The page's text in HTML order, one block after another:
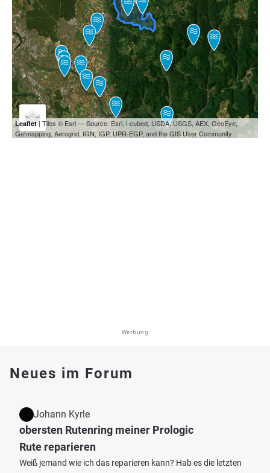
Leaflet| Tiles © Esri — Source: Esri, i-cubed, USDA, USGS, AEX, GeoEye,
Getmapping, Aerogrid, IGN, IGP, UPR-EGP, and the GIS User Community
Werbung
Neues im Forum
Johann Kyrle
obersten Rutenring meiner Prologic
Rute reparieren
Weiß jemand wie ich das reparieren kann? Hab es die letzten